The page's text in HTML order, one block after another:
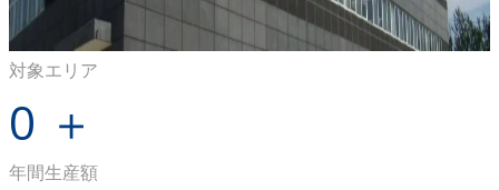
対象エリア
0 ＋
年間生産額